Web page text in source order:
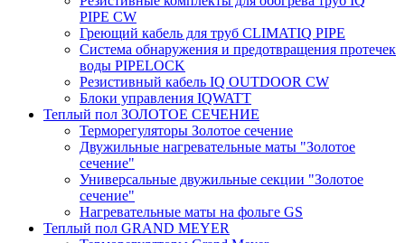
PIPE CW
Греющий кабель для труб CLIMATIQ PIPE
Система обнаружения и предотвращения протечек
воды PIPELOCK
Резистивный кабель IQ OUTDOOR CW
Блоки управления IQWATT
Теплый пол ЗОЛОТОЕ СЕЧЕНИЕ
Терморегуляторы Золотое сечение
Двужильные нагревательные маты "Золотое
сечение"
Универсальные двужильные секции "Золотое
сечение"
Нагревательные маты на фольге GS
Теплый пол GRAND MEYER